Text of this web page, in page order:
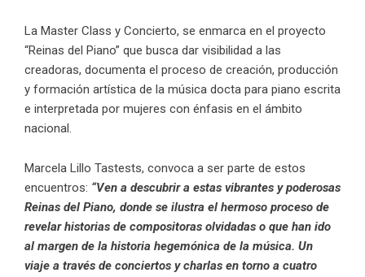
La Master Class y Concierto, se enmarca en el proyecto
“Reinas del Piano” que busca dar visibilidad a las
creadoras, documenta el proceso de creación, producción
y formación artística de la música docta para piano escrita
e interpretada por mujeres con énfasis en el ámbito
nacional.
Marcela Lillo Tastests, convoca a ser parte de estos
encuentros: “Ven a descubrir a estas vibrantes y poderosas
Reinas del Piano, donde se ilustra el hermoso proceso de
revelar historias de compositoras olvidadas o que han ido
al margen de la historia hegemónica de la música. Un
viaje a través de conciertos y charlas en torno a cuatro